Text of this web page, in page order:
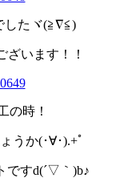
たヾ(≧∇≦)ゞ
ざいます！！
の時！
うか(･∀･).+ﾟ
ですd(´▽｀)b♪